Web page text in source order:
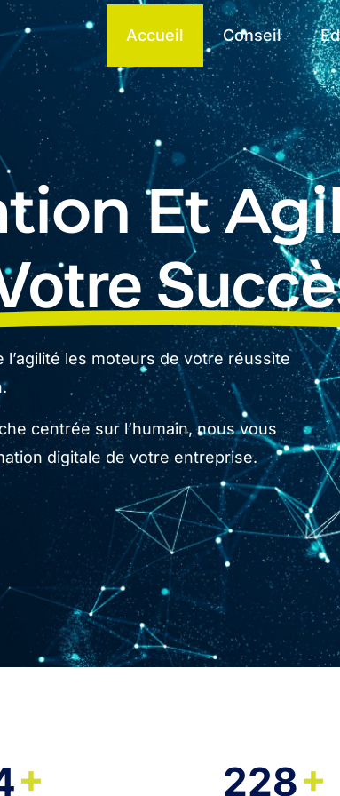
Accueil Conseil
Et
les moteurs de votre réussite
centrée sur l’humain, nous vous
digitale de votre entreprise.
+ 228+